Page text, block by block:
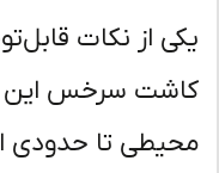
از نکات
سرخس این است